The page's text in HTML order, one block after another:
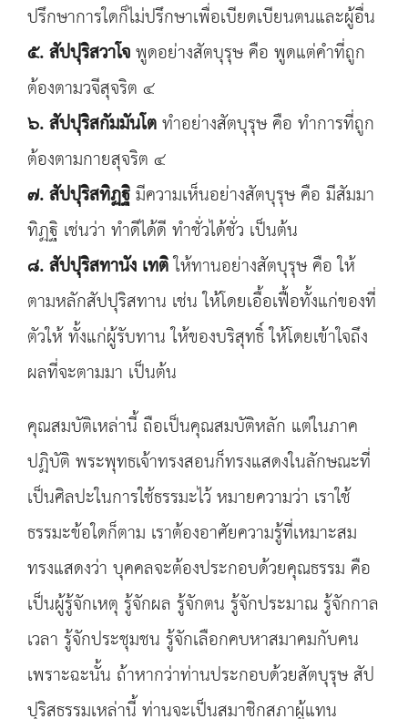
ปรึกษาการใดก็ไม่ปรึกษาเพื่อเบียดเบียนตนและผู้อื่น
๕. สัปปุริสวาโจพูดอย่างสัตบุรุษ คือ พูดแต่คำที่ถูก
ต้องตามวจีสุจริต ๔
๖. สัปปุริสกัมมันโตทำอย่างสัตบุรุษ คือ ทำการที่ถูก
ต้องตามกายสุจริต ๔
๗. สัปปุริสทิฏฐิมีความเห็นอย่างสัตบุรุษ คือ มีสัมมา
ทิฏฐิ เช่นว่า ทำดีได้ดี ทำชั่วได้ชั่ว เป็นต้น
๘. สัปปุริสทานัง เทติให้ทานอย่างสัตบุรุษ คือ ให้
ตามหลักสัปปุริสทาน เช่น ให้โดยเอื้อเฟื้อทั้งแก่ของที่
ตัวให้ ทั้งแก่ผู้รับทาน ให้ของบริสุทธิ์ ให้โดยเข้าใจถึง
ผลที่จะตามมา เป็นต้น
คุณสมบัติเหล่านี้ ถือเป็นคุณสมบัติหลัก แต่ในภาค
ปฏิบัติ พระพุทธเจ้าทรงสอนก็ทรงแสดงในลักษณะที่
เป็นศิลปะในการใช้ธรรมะไว้ หมายความว่า เราใช้
ธรรมะข้อใดก็ตาม เราต้องอาศัยความรู้ที่เหมาะสม
ทรงแสดงว่า บุคคลจะต้องประกอบด้วยคุณธรรม คือ
เป็นผู้รู้จักเหตุ รู้จักผล รู้จักตน รู้จักประมาณ รู้จักกาล
เวลา รู้จักประชุมชน รู้จักเลือกคบหาสมาคมกับคน
เพราะฉะนั้น ถ้าหากว่าท่านประกอบด้วยสัตบุรุษ สัป
ปุริสธรรมเหล่านี้ ท่านจะเป็นสมาชิกสภาผู้แทน